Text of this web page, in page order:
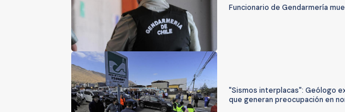
Funcionario de Gendarmería
"Sismos interplacas": Geólogo
que generan preocupación en